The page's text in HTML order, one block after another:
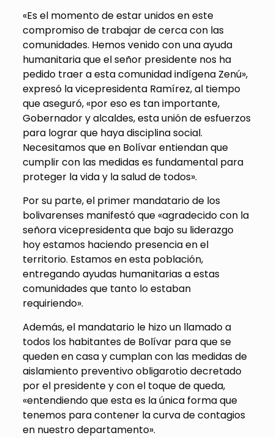
«Es el momento de estar unidos en este
compromiso de trabajar de cerca con las
comunidades. Hemos venido con una ayuda
humanitaria que el señor presidente nos ha
pedido traer a esta comunidad indígena Zenú»,
expresó la vicepresidenta Ramírez, al tiempo
que aseguró, «por eso es tan importante,
Gobernador y alcaldes, esta unión de esfuerzos
para lograr que haya disciplina social.
Necesitamos que en Bolívar entiendan que
cumplir con las medidas es fundamental para
proteger la vida y la salud de todos».
Por su parte, el primer mandatario de los
bolivarenses manifestó que «agradecido con la
señora vicepresidenta que bajo su liderazgo
hoy estamos haciendo presencia en el
territorio. Estamos en esta población,
entregando ayudas humanitarias a estas
comunidades que tanto lo estaban
requiriendo».
Además, el mandatario le hizo un llamado a
todos los habitantes de Bolívar para que se
queden en casa y cumplan con las medidas de
aislamiento preventivo obligarotio decretado
por el presidente y con el toque de queda,
«entendiendo que esta es la única forma que
tenemos para contener la curva de contagios
en nuestro departamento».